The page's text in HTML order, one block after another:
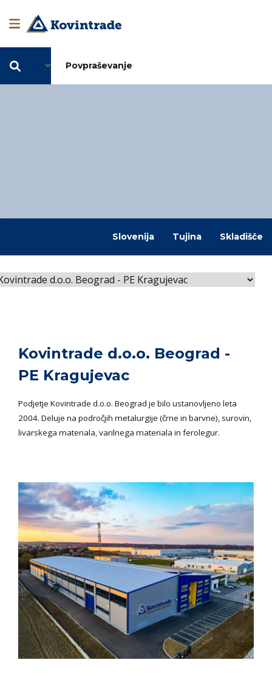
Povpraševanje
Slovenija Tujina Skladišče
Kovintrade d.o.o. Beograd -
PE Kragujevac
Podjetje Kovintrade d.o.o. Beograd je bilo ustanovljeno leta
2004. Deluje na področjih metalurgije (črne in barvne), surovin,
livarskega materiala, varilnega materiala in ferolegur.